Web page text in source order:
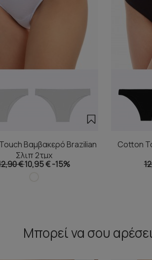
Βαμβακερό Brazilian
Σλιπ 2τμχ
€10,95 €-15%
Cotton
Μπορεί να σου